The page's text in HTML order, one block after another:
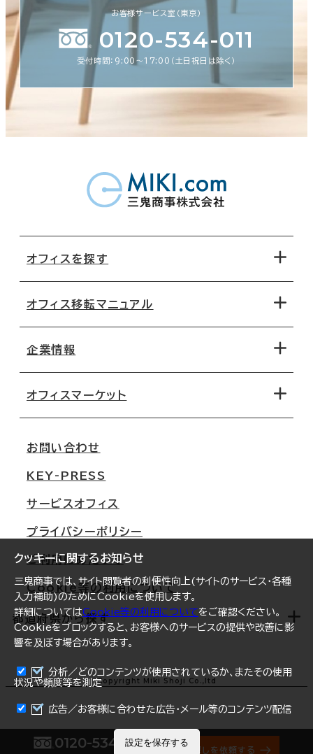
まとめて資料請求
0120-534-011 オフィス探しを依頼する
クッキーに関するお知らせ
三鬼商事では、サイト閲覧者の利便性向上(サイトのサービス・各種
入力補助)のためにCookieを使用します。
詳細についてはCookie等の利用についてをご確認ください。
Cookieをブロックすると、お客様へのサービスの提供や改善に影
響を及ぼす場合があります。
分析／どのコンテンツが使用されているか、またその使用
状況や頻度等を測定
広告／お客様に合わせた広告・メール等のコンテンツ配信
設定を保存する
お客様サービス室（東京）
0120-534-011
受付時間：9:00〜17:00（土日祝日は除く）
オフィスを探す
地図から探す
路線・駅から探す
オフィス移転マニュアル
移転コストシミュレーション
移転スケジュール
オフィス移転Q&A
企業情報
オフィスマーケット
大阪
名古屋
札幌
仙台
横浜
福岡
オフィスリポート
ログイン
お問い合わせ
KEY-PRESS
サービスオフィス
プライバシーポリシー
ご利用にあたって
Cookie等の利用について
都道府県から探す
北海道
青森県
Copyright Miki Shoji Co.,ltd